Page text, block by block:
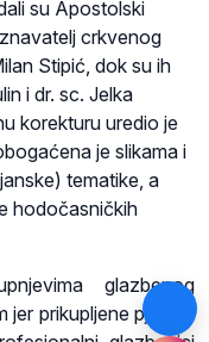
su Apostolski
crkvenog
Stipić, dok su ih
i dr. sc. Jelka
korekturu uredio je
je slikama i
tematike, a
hodočasničkih
glazbenog
jer prikupljene pjesme